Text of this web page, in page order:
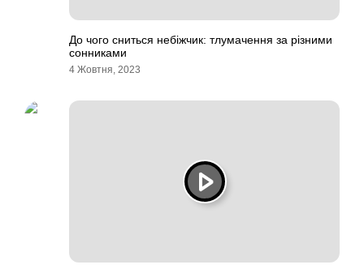
До чого сниться небіжчик: тлумачення за різними
сонниками
4 Жовтня, 2023